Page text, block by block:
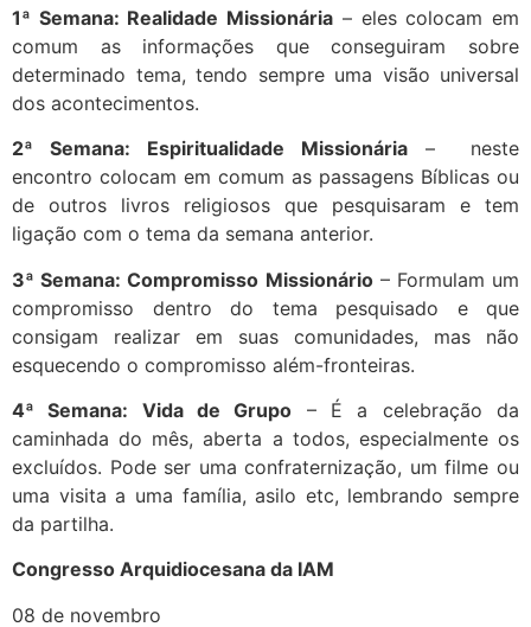
1ª Semana: Realidade Missionária – eles colocam em
comum as informações que conseguiram sobre
determinado tema, tendo sempre uma visão universal
dos acontecimentos.
2ª Semana: Espiritualidade Missionária – neste
encontro colocam em comum as passagens Bíblicas ou
de outros livros religiosos que pesquisaram e tem
ligação com o tema da semana anterior.
3ª Semana: Compromisso Missionário– Formulam um
compromisso dentro do tema pesquisado e que
consigam realizar em suas comunidades, mas não
esquecendo o compromisso além-fronteiras.
4ª Semana: Vida de Grupo – É a celebração da
caminhada do mês, aberta a todos, especialmente os
excluídos. Pode ser uma confraternização, um filme ou
uma visita a uma família, asilo etc, lembrando sempre
da partilha.
Congresso Arquidiocesana da IAM
08 de novembro